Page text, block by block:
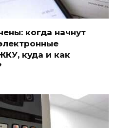
когда начнут
куда и как